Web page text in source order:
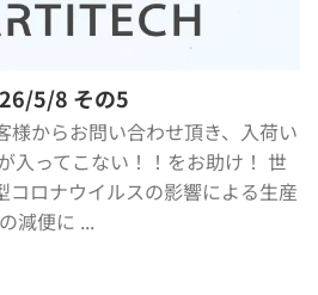
5/8 その5
様からお問い合わせ頂き、入荷い
入ってこない！！をお助け！ 世
コロナウイルスの影響による生産
減便に ...